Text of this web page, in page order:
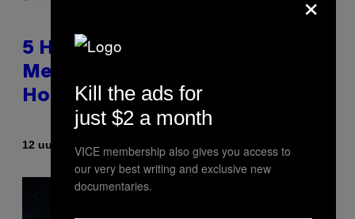
5 Hip-Hop Songs That Are Most
Memorable for Their Classic
Hooks
12 uur geleden Door Caleb Catlin
Kill the ads for
just $2 a month
VICE membership also gives you access to
our very best writing and exclusive new
documentaries.